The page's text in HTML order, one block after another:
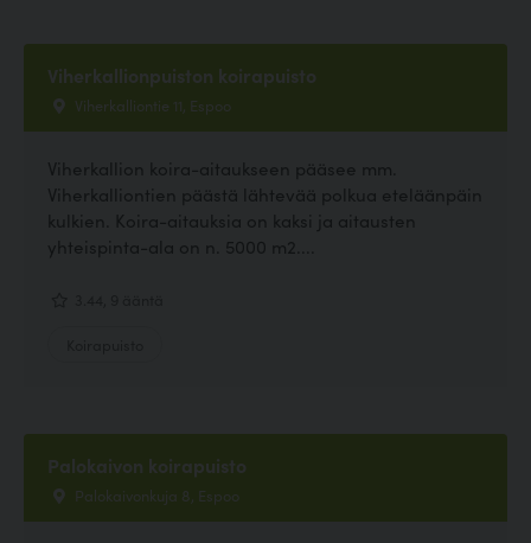
Viherkallionpuiston koirapuisto
Viherkalliontie 11, Espoo
Viherkallion koira-aitaukseen pääsee mm.
Viherkalliontien päästä lähtevää polkua eteläänpäin
kulkien. Koira-aitauksia on kaksi ja aitausten
yhteispinta-ala on n. 5000 m2....
Palokaivon koirapuisto
Palokaivonkuja 8, Espoo